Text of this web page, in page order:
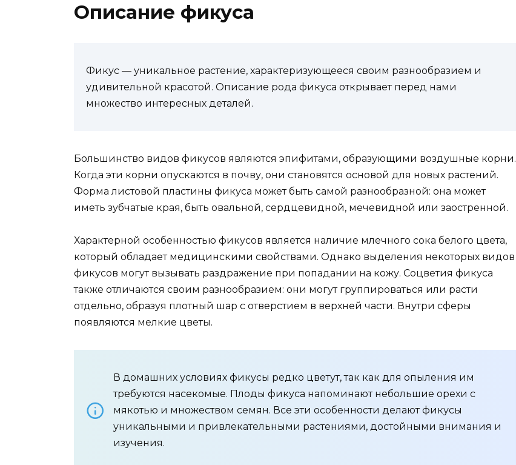
Описание фикуса
Фикус — уникальное растение, характеризующееся своим разнообразием и
удивительной красотой. Описание рода фикуса открывает перед нами
множество интересных деталей.
Большинство видов фикусов являются эпифитами, образующими воздушные корни.
Когда эти корни опускаются в почву, они становятся основой для новых растений.
Форма листовой пластины фикуса может быть самой разнообразной: она может
иметь зубчатые края, быть овальной, сердцевидной, мечевидной или заостренной.
Характерной особенностью фикусов является наличие млечного сока белого цвета,
который обладает медицинскими свойствами. Однако выделения некоторых видов
фикусов могут вызывать раздражение при попадании на кожу. Соцветия фикуса
также отличаются своим разнообразием: они могут группироваться или расти
отдельно, образуя плотный шар с отверстием в верхней части. Внутри сферы
появляются мелкие цветы.
В домашних условиях фикусы редко цветут, так как для опыления им
требуются насекомые. Плоды фикуса напоминают небольшие орехи с
мякотью и множеством семян. Все эти особенности делают фикусы
уникальными и привлекательными растениями, достойными внимания и
изучения.